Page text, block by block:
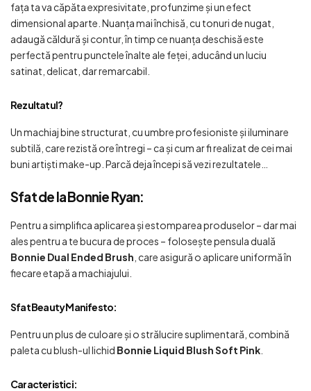
fața ta va căpăta expresivitate, profunzime și un efect
dimensional aparte. Nuanța mai închisă, cu tonuri de nugat,
adaugă căldură și contur, în timp ce nuanța deschisă este
perfectă pentru punctele înalte ale feței, aducând un luciu
satinat, delicat, dar remarcabil.
Rezultatul?
Un machiaj bine structurat, cu umbre profesioniste și iluminare
subtilă, care rezistă ore întregi – ca și cum ar fi realizat de cei mai
buni artiști make-up. Parcă deja începi să vezi rezultatele…
Sfat de la Bonnie Ryan:
Pentru a simplifica aplicarea și estomparea produselor – dar mai
ales pentru a te bucura de proces – folosește pensula duală
Bonnie Dual Ended Brush , care asigură o aplicare uniformă în
fiecare etapă a machiajului.
Sfat Beauty Manifesto:
Pentru un plus de culoare și o strălucire suplimentară, combină
paleta cu blush-ul lichid Bonnie Liquid Blush Soft Pink
Caracteristici: